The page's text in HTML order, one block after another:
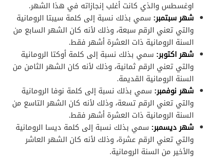
اوغسطس والذي كانت أغلب إنجازاته في هذا الشهر.
شهر سبتمبر: سمي بذلك نسبة إلى كلمة سيبتا الرومانية
والتي تعني الرقم سبعة، وذلك لأنه كان الشهر السابع من
السنة الرومانية ذات العشرة أشهر فقط.
شهر اكتوبر: سمي بذلك نسبة إلى كلمة أوكتا الرومانية
والتي تعني الرقم ثمانية، وذلك لأنه كان الشهر الثامن من
السنة الرومانية القديمة.
شهر نوفمبر: سمي بذلك نسبة إلى كلمة نوفا الرومانية
والتي تعني الرقم تسعة، وذلك لأنه كان الشهر التاسع من
السنة الرومانية ذات العشرة أشهر فقط.
شهر ديسمبر: سمي بذلك نسبة إلى كلمة ديسا الرومانية
والتي تعني الرقم عشرة، وذلك لأنه كان الشهر العاشر
والأخير من السنة الرومانية.